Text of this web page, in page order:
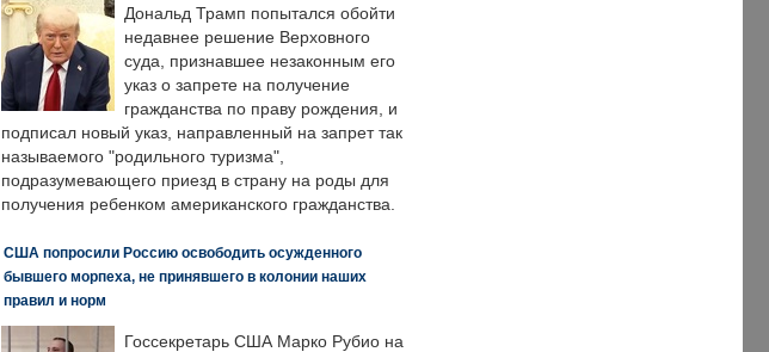
Дональд Трамп попытался обойти
недавнее решение Верховного
суда, признавшее незаконным его
указ о запрете на получение
гражданства по праву рождения, и
подписал новый указ, направленный на запрет так
называемого "родильного туризма",
подразумевающего приезд в страну на роды для
получения ребенком американского гражданства.
США попросили Россию освободить осужденного
бывшего морпеха, не принявшего в колонии наших
правил и норм
Госсекретарь США Марко Рубио на